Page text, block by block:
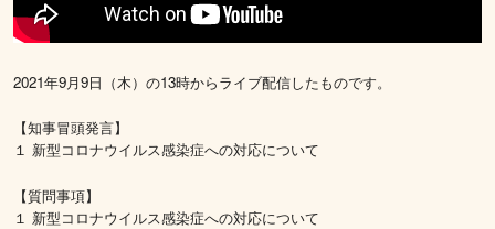
2021年9月9日（木）の13時からライブ配信したものです。
【知事冒頭発言】
１ 新型コロナウイルス感染症への対応について
【質問事項】
１ 新型コロナウイルス感染症への対応について